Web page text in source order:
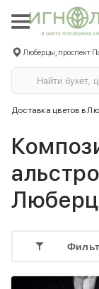
Люберцы, проспект
Доставка цветов в